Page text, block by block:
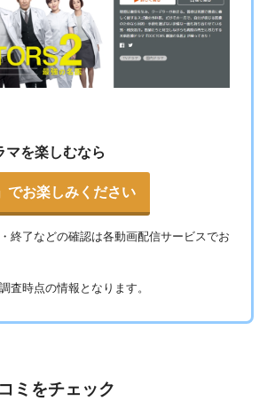
を楽しむなら
でお楽しみください
終了などの確認は各動画配信サービスでお
査時点の情報となります。
ミをチェック